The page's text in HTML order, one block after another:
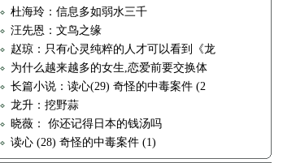
杜海玲：信息多如弱水三千
汪先恩：文鸟之缘
赵琼：只有心灵纯粹的人才可以看到《龙
为什么越来越多的女生,恋爱前要交换体
长篇小说：读心(29) 奇怪的中毒案件 (2
龙升：挖野蒜
晓薇： 你还记得日本的钱汤吗
读心 (28) 奇怪的中毒案件 (1)